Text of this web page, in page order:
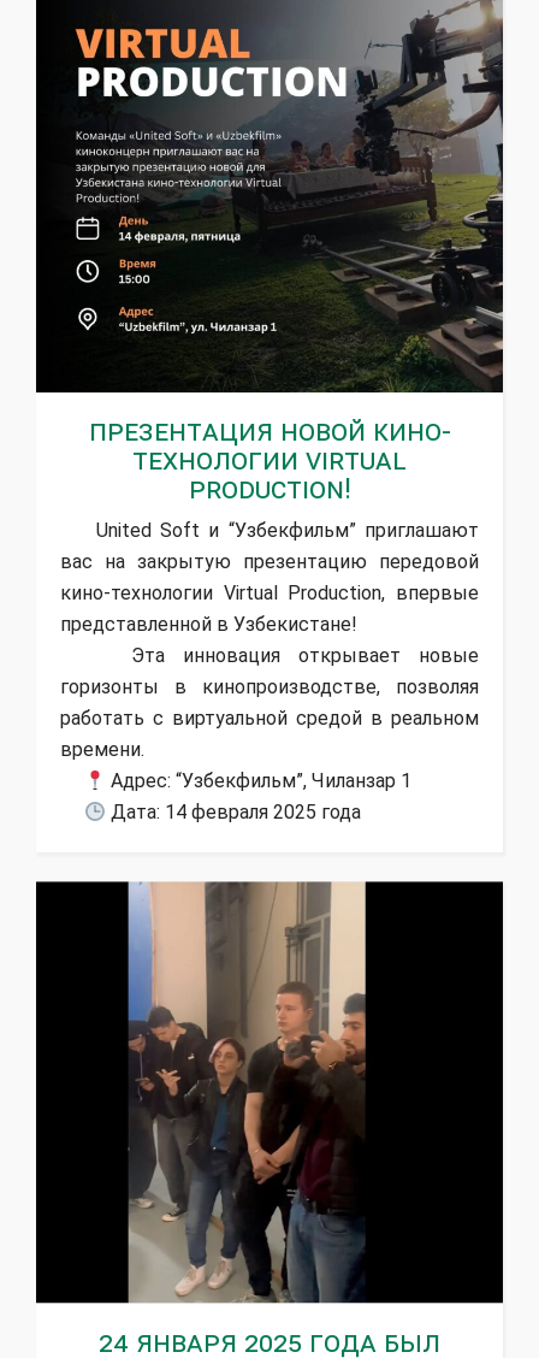
Презентация новой кино-
технологии Virtual
Production!
United Soft и “Узбекфильм” приглашают
вас на закрытую презентацию передовой
кино-технологии Virtual Production, впервые
представленной в Узбекистане!
Эта инновация открывает новые
горизонты в кинопроизводстве, позволяя
работать с виртуальной средой в реальном
времени.
Адрес: “Узбекфильм”, Чиланзар 1
Дата: 14 февраля 2025 года
24 января 2025 года был